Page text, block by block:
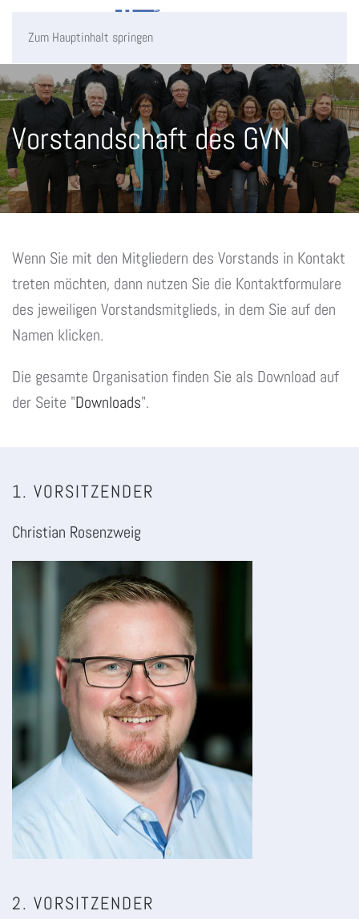
Zum Hauptinhalt springen
Vorstandschaft des GVN
Wenn Sie mit den Mitgliedern des Vorstands in Kontakt
treten möchten, dann nutzen Sie die Kontaktformulare
des jeweiligen Vorstandsmitglieds, in dem Sie auf den
Namen klicken.
Die gesamte Organisation finden Sie als Download auf
der Seite "Downloads".
1. VORSITZENDER
Christian Rosenzweig
2. VORSITZENDER